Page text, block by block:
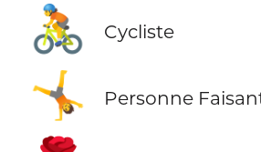
🚴 Cycliste
🤸 Personne